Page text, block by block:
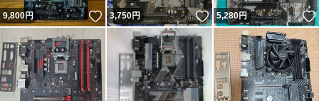
9,800円 いいね！
3,750円 いいね！
5,280円